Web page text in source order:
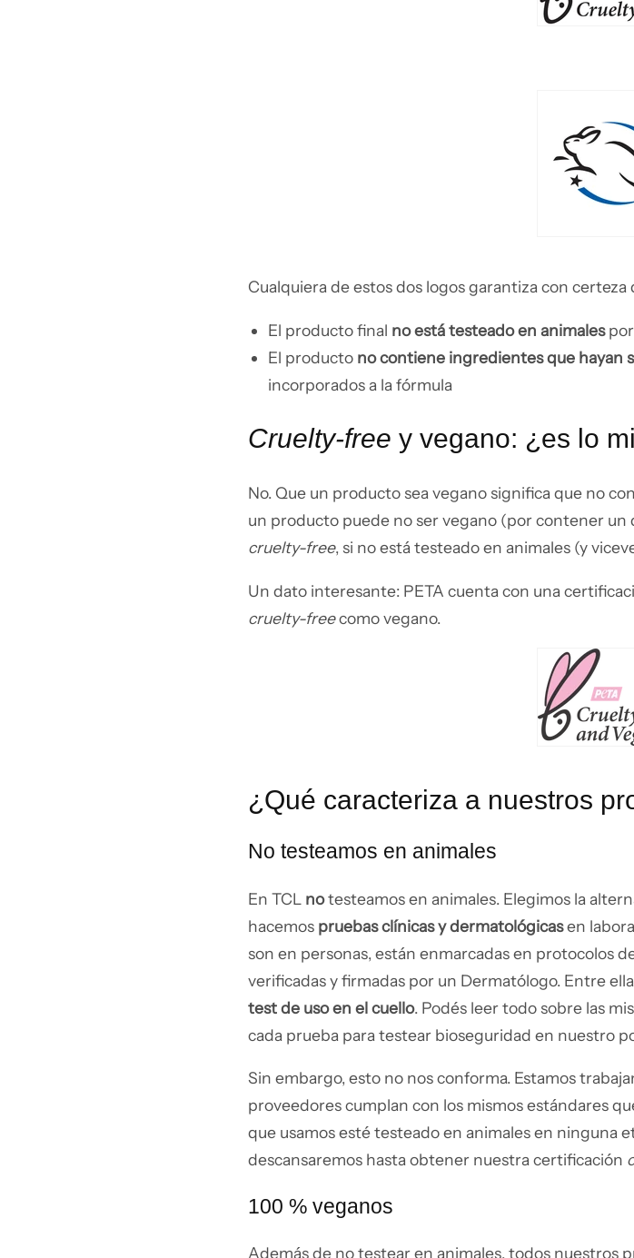
Cualquiera de estos dos logos garantiza con certeza
El producto final no está testeado en animalespor
El producto no contiene ingredientes que hayan
incorporados a la fórmula
Cruelty-free y vegano: ¿es lo
No. Que un producto sea vegano significa que no
un producto puede no ser vegano (por contener un
cruelty-free, si no está testeado en animales (y
Un dato interesante: PETA cuenta con una
cruelty-freecomo vegano.
¿Qué caracteriza a nuestros
No testeamos en animales
En TCL notesteamos en animales. Elegimos la
hacemos pruebas clínicas y dermatológicasen
son en personas, están enmarcadas en protocolos
verificadas y firmadas por un Dermatólogo. Entre
test de uso en el cuello. Podés leer todo sobre las
cada prueba para testear bioseguridad en nuestro
Sin embargo, esto no nos conforma. Estamos
proveedores cumplan con los mismos estándares
que usamos esté testeado en animales en ninguna
descansaremos hasta obtener nuestra certificación
100 % veganos
Además de no testear en animales, todos nuestros